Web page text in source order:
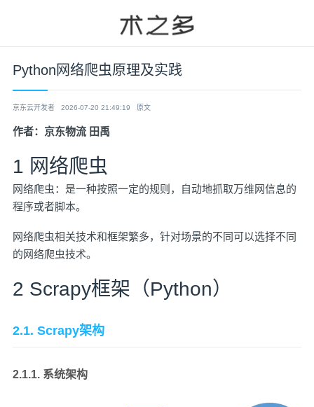
Python网络爬虫原理及实践
京东云开发者 2026-07-20 21:49:19 原文
作者：京东物流 田禹
1 网络爬虫
网络爬虫：是一种按照一定的规则，自动地抓取万维网信息的
程序或者脚本。
网络爬虫相关技术和框架繁多，针对场景的不同可以选择不同
的网络爬虫技术。
2 Scrapy框架（Python）
2.1. Scrapy架构
2.1.1. 系统架构